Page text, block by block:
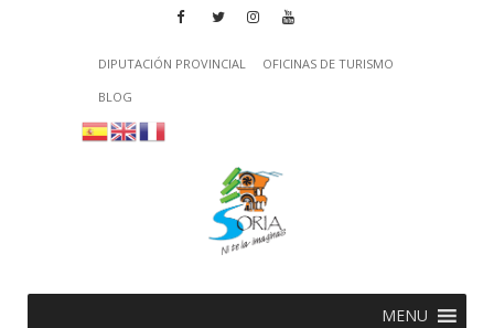
DIPUTACIÓN PROVINCIAL
OFICINAS DE TURISMO
BLOG
MENU